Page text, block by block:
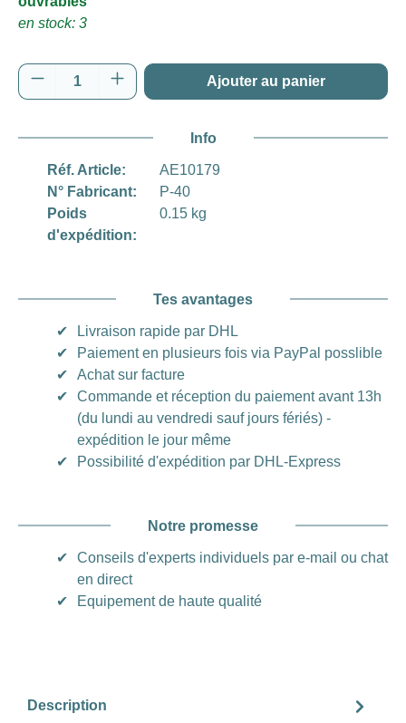
en stock: 3
Quantité de produit : Entrez la quantité
Ajouter au panier
Info
Réf. Article:
AE10179
N° Fabricant:
P-40
Poids
d'expédition:
0.15 kg
Tes avantages
✔
Livraison rapide par DHL
✔
Paiement en plusieurs fois via PayPal posslible
✔
Achat sur facture
✔
Commande et réception du paiement avant 13h
(du lundi au vendredi sauf jours fériés) -
expédition le jour même
✔
Possibilité d'expédition par DHL-Express
Notre promesse
✔
Conseils d'experts individuels par e-mail ou chat
en direct
✔
Equipement de haute qualité
Description